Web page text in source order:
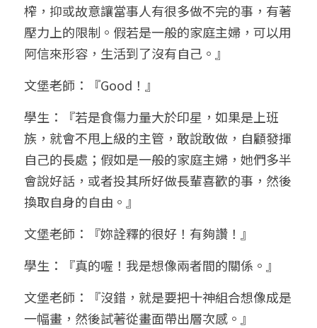
榨，抑或故意讓當事人有很多做不完的事，有著
壓力上的限制。假若是一般的家庭主婦，可以用
阿信來形容，生活到了沒有自己。』
文堡老師：『Good！』
學生：『若是食傷力量大於印星，如果是上班
族，就會不甩上級的主管，敢說敢做，自顧發揮
自己的長處；假如是一般的家庭主婦，她們多半
會說好話，或者投其所好做長輩喜歡的事，然後
換取自身的自由。』
文堡老師：『妳詮釋的很好！有夠讚！』
學生：『真的喔！我是想像兩者間的關係。』
文堡老師：『沒錯，就是要把十神組合想像成是
一幅畫，然後試著從畫面帶出層次感。』